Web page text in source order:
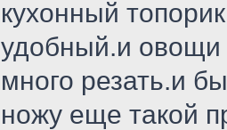
кухонный
удобный.и овощи
много резать.и
ножу еще такой